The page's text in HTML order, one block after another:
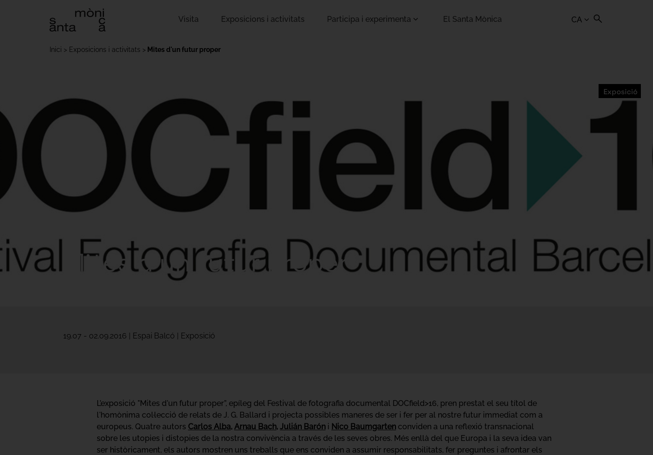
CA
Visita Exposicions i activitats Participa i experimenta El Santa Mònica
Inici Exposicions i activitats Mites d'un futur proper
Mites d'un futur proper
Exposició
19.07 - 02.09.2016 | Espai Balcó | Exposició
L’exposició "Mites d'un futur proper”, epíleg del Festival de fotografia documental DOCfield>16, pren prestat el seu títol de
l'homònima col·lecció de relats de J. G. Ballard i projecta possibles maneres de ser i fer per al nostre futur immediat com a
europeus. Quatre autors Carlos Alba, Arnau Bach, Julián Barón i Nico Baumgarten conviden a una reflexió transnacional
sobre les utopies i distopies de la nostra convivència a través de les seves obres. Més enllà del que Europa i la seva idea van
ser històricament, els autors mostren uns treballs que ens conviden a assumir responsabilitats, fer preguntes i afrontar els